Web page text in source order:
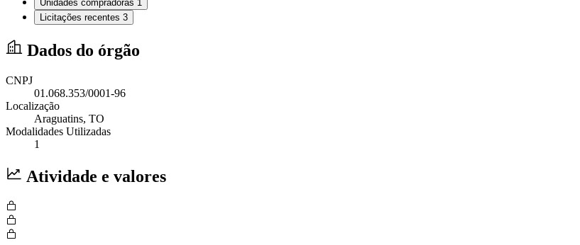
Unidades compradoras 1
Licitações recentes 3
Dados do órgão
CNPJ
01.068.353/0001-96
Localização
Araguatins, TO
Modalidades Utilizadas
1
Atividade e valores